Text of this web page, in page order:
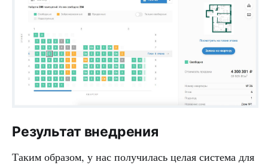
Результат внедрения
Таким образом, у нас получилась целая система для